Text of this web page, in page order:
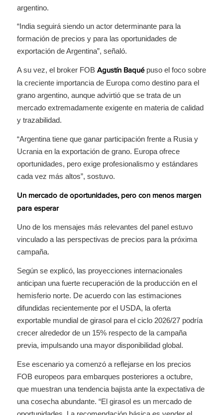
argentino.
“India seguirá siendo un actor determinante para la
formación de precios y para las oportunidades de
exportación de Argentina”, señaló.
A su vez, el broker FOB Agustín Baquépuso el foco sobre
la creciente importancia de Europa como destino para el
grano argentino, aunque advirtió que se trata de un
mercado extremadamente exigente en materia de calidad
y trazabilidad.
“Argentina tiene que ganar participación frente a Rusia y
Ucrania en la exportación de grano. Europa ofrece
oportunidades, pero exige profesionalismo y estándares
cada vez más altos”, sostuvo.
Un mercado de oportunidades, pero con menos margen
para esperar
Uno de los mensajes más relevantes del panel estuvo
vinculado a las perspectivas de precios para la próxima
campaña.
Según se explicó, las proyecciones internacionales
anticipan una fuerte recuperación de la producción en el
hemisferio norte. De acuerdo con las estimaciones
difundidas recientemente por el USDA, la oferta
exportable mundial de girasol para el ciclo 2026/27 podría
crecer alrededor de un 15% respecto de la campaña
previa, impulsando una mayor disponibilidad global.
Ese escenario ya comenzó a reflejarse en los precios
FOB europeos para embarques posteriores a octubre,
que muestran una tendencia bajista ante la expectativa de
una cosecha abundante. “El girasol es un mercado de